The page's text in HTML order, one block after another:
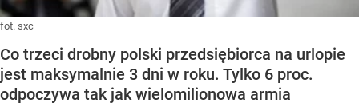
fot. sxc
Co trzeci drobny polski przedsiębiorca na urlopie
jest maksymalnie 3 dni w roku. Tylko 6 proc.
odpoczywa tak jak wielomilionowa armia